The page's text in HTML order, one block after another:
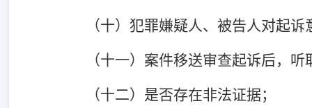
（十）犯罪嫌疑人、被告人对起
（十一）案件移送审查起诉后，
（十二）是否存在非法证据；